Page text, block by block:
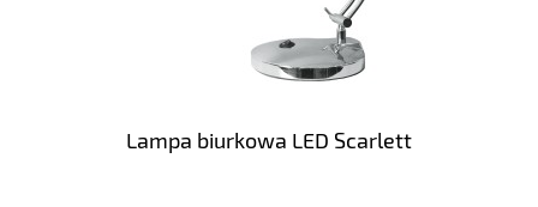
Lampa biurkowa LED Scarlett